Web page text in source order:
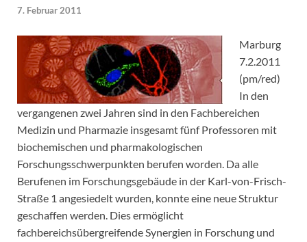
7. Februar 2011
Marburg
7.2.2011
(pm/red)
In den
vergangenen zwei Jahren sind in den Fachbereichen
Medizin und Pharmazie insgesamt fünf Professoren mit
biochemischen und pharmakologischen
Forschungsschwerpunkten berufen worden. Da alle
Berufenen im Forschungsgebäude in der Karl-von-Frisch-
Straße 1 angesiedelt wurden, konnte eine neue Struktur
geschaffen werden. Dies ermöglicht
fachbereichsübergreifende Synergien in Forschung und